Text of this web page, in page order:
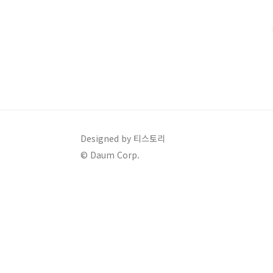
Designed by 티스토리
© Daum Corp.